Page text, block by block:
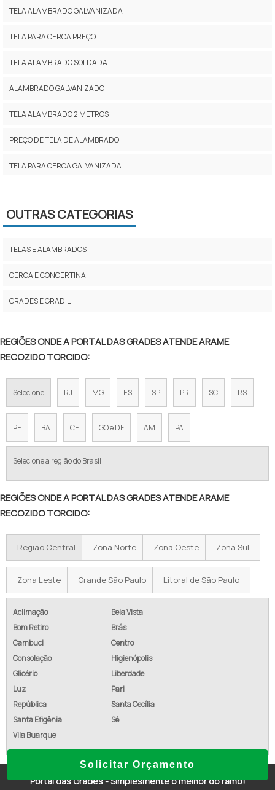
Solicitar Orçamento
TELA ALAMBRADO GALVANIZADA
TELA PARA CERCA PREÇO
TELA ALAMBRADO SOLDADA
ALAMBRADO GALVANIZADO
TELA ALAMBRADO 2 METROS
PREÇO DE TELA DE ALAMBRADO
TELA PARA CERCA GALVANIZADA
TELA PARA ALAMBRADO PREÇO
TELA DE FERRO PARA CERCA
TELA ALAMBRADO FIO 12
TELA DE ARAME GALVANIZADO PREÇO
VALOR DE TELA DE ALAMBRADO
ALAMBRADO PREÇO M2
TELA GALVANIZADA PREÇO POR METRO
ALAMBRADO PREÇO M2 INSTALADO
ALAMBRADO COM CONCERTINA
ALAMBRADO GALVANIZADO PREÇO
TELA ALAMBRADO REVESTIDA PVC
ALAMBRADO EM GOIÂNIA
ALAMBRADO GALVANIZADO REVESTIDO PVC
ALAMBRADO SOROCABA SOROCABA - SP
OUTRAS CATEGORIAS
TELAS E ALAMBRADOS
CERCA E CONCERTINA
GRADES E GRADIL
REGIÕES ONDE A PORTAL DAS GRADES ATENDE ARAME
RECOZIDO TORCIDO:
Selecione RJ MG ES SP PR SC RS
PE BA CE GO e DF AM PA
Selecione a região do Brasil
REGIÕES ONDE A PORTAL DAS GRADES ATENDE ARAME
RECOZIDO TORCIDO:
Região Central Zona Norte Zona Oeste Zona Sul
Zona Leste Grande São Paulo Litoral de São Paulo
Aclimação
Bela Vista
Bom Retiro
Brás
Cambuci
Centro
Consolação
Higienópolis
Glicério
Liberdade
Luz
Pari
República
Santa Cecília
Santa Efigênia
Sé
Vila Buarque
Portal das Grades - Simplesmente o melhor do ramo!